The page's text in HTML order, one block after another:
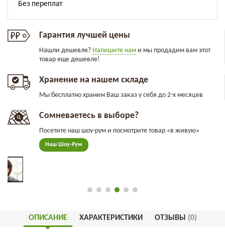
Гарантия лучшей цены
Нашли дешевле? Напишите нам и мы продадим вам этот
товар еще дешевле!
Хранение на нашем складе
Мы бесплатно храним Ваш заказ у себя до 2-х месяцев
Сомневаетесь в выборе?
Посетите наш шоу-рум и посмотрите товар «в живую»
Наш Шоу-Рум
ОПИСАНИЕ ХАРАКТЕРИСТИКИ ОТЗЫВЫ (0)